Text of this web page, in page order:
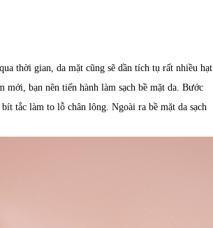
thời gian, da mặt cũng sẽ dần tích tụ rất nhiều hạt
bạn nên tiến hành làm sạch bề mặt da. Bước
tắc làm to lỗ chân lông. Ngoài ra bề mặt da sạch